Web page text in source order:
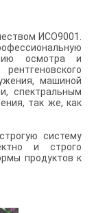
ИСО9001.
осмотра и
машиной
спектральным
так же, как
систему
и строго
продуктов к